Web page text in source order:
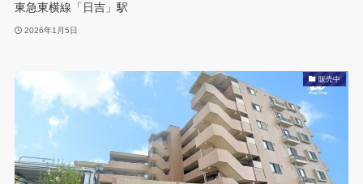
東急東横線「日吉」駅
2026年1月5日
販売中